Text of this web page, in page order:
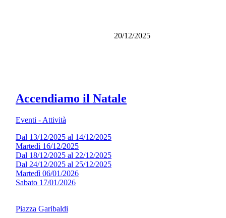
20/12/2025
Accendiamo il Natale
Eventi - Attività
Dal 13/12/2025 al 14/12/2025
Martedì 16/12/2025
Dal 18/12/2025 al 22/12/2025
Dal 24/12/2025 al 25/12/2025
Martedì 06/01/2026
Sabato 17/01/2026
Piazza Garibaldi